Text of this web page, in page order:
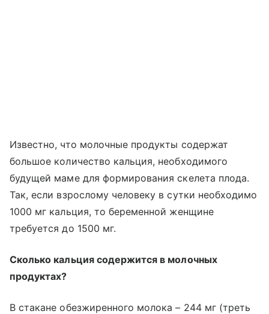
Известно, что молочные продукты содержат
большое количество кальция, необходимого
будущей маме для формирования скелета плода.
Так, если взрослому человеку в сутки необходимо
1000 мг кальция, то беременной женщине
требуется до 1500 мг.
Сколько кальция содержится в молочных
продуктах?
В стакане обезжиренного молока – 244 мг (треть